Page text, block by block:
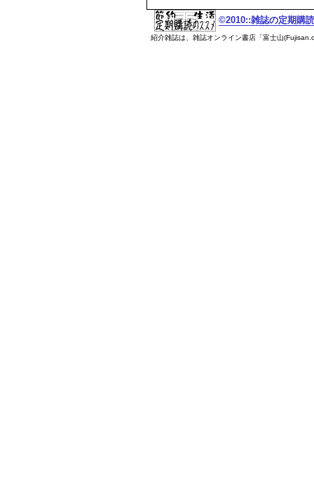
©2010::雑誌の定期購
紹介雑誌は、雑誌オンライン書店「富士山